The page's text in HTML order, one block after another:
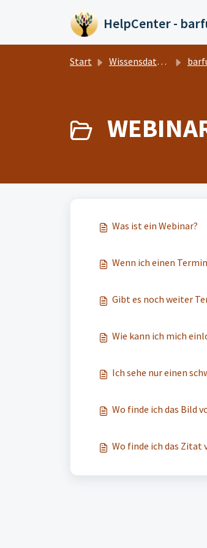
HelpCenter -
Start Wissensdatenbank
Was ist ein Webinar?
Wenn ich einen
Gibt es noch weiter
Wie kann ich mich
Ich sehe nur einen
Wo finde ich das Bild
Wo finde ich das Zitat